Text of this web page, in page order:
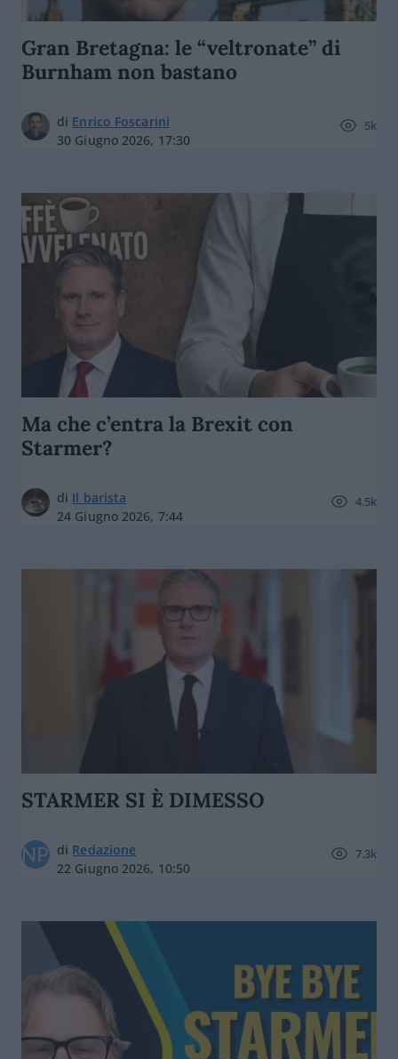
Gran Bretagna: le “veltronate” di
Burnham non bastano
di Enrico Foscarini
30 Giugno 2026, 17:30
5k
Ma che c’entra la Brexit con
Starmer?
di Il barista
24 Giugno 2026, 7:44
4.5k
STARMER SI È DIMESSO
di Redazione
22 Giugno 2026, 10:50
7.3k